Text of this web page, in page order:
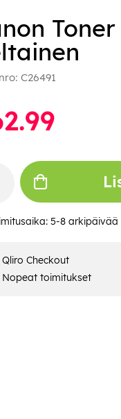
Toner
C26491
5-8 arkipäivää
Qliro Checkout
Nopeat toimitukset